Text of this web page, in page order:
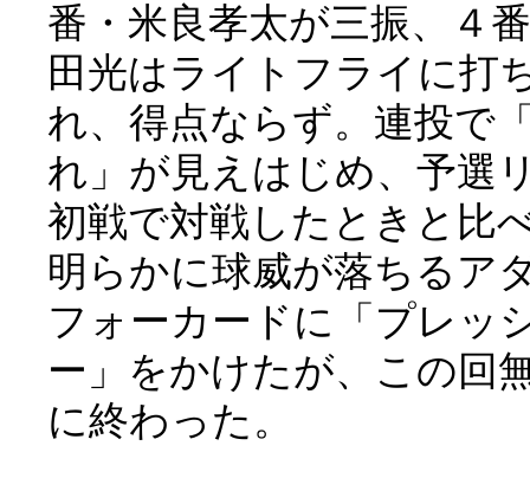
番・米良孝太が三振、４
田光はライトフライに打
れ、得点ならず。連投で
れ」が見えはじめ、予選
初戦で対戦したときと比
明らかに球威が落ちるア
フォーカードに「プレッ
ー」をかけたが、この回
に終わった。